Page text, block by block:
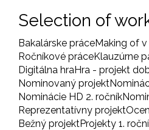
Selection of
Bakalárske práceMaking of
Ročníkové práceKlauzúrne
Digitálna hraHra - projekt
Nominovaný projekt
Nominácie HD 2. ročník
Reprezentatívny projekt
Bežný projektProjekty 1.